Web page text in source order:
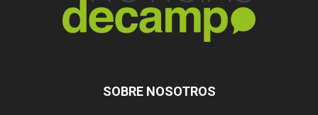
SOBRE NOSOTROS